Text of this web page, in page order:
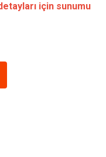
için sunumu